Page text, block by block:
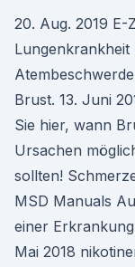
20. Aug. 2019 E-
Lungenkrankheit
Brust. 13. Juni
Sie hier, wann
Ursachen
sollten!
MSD Manuals
einer
Mai 2018